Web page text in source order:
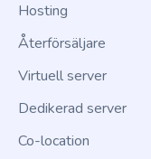
Hosting
Återförsäljare
Virtuell server
Dedikerad server
Co-location